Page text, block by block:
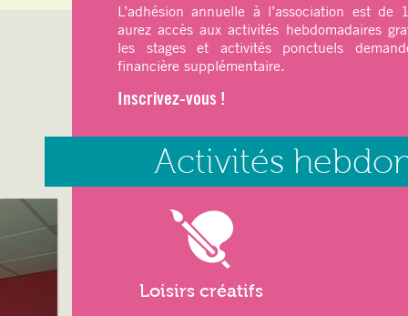
ATELIERS DU MOIS:
–Art thérapie : Modelage
– Jeux de Société
–
Repas de Noël participatif des
–Vacances scolaires :
26 novembre 2025
Novembre 2025
L’adhésion annuelle à l’association est
aurez accès aux activités hebdomadaires
les stages et activités ponctuels
financière supplémentaire.
Inscrivez-vous !
Activités
Loisirs créatifs